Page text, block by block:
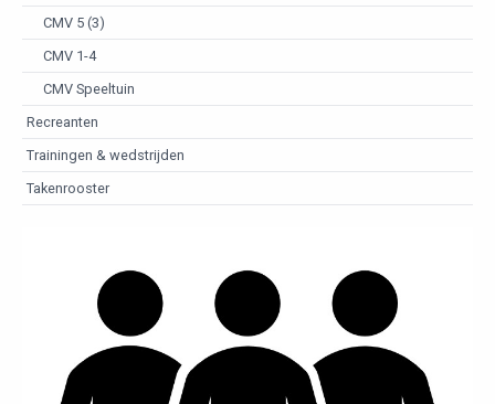
CMV 5 (3)
CMV 1-4
CMV Speeltuin
Recreanten
Trainingen & wedstrijden
Takenrooster